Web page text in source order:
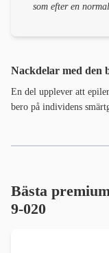
som efter en
Nackdelar med den
En del upplever att
bero på individens
Bästa
9-020